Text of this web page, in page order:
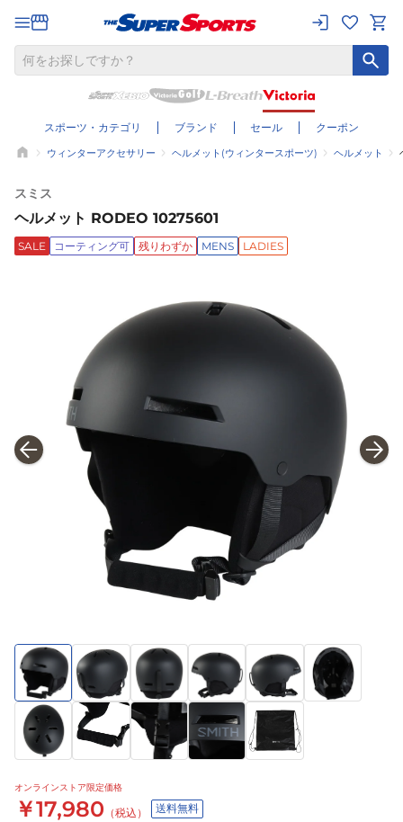
スポーツ・カテゴリ ブランド セール クーポン
ウィンターアクセサリー ヘルメット(ウィンタースポーツ) ヘルメット
スミス
ヘルメット RODEO 10275601
SALE コーティング可 残りわずか MENS LADIES
オンラインストア限定価格
￥17,980 （税込） 送料無料